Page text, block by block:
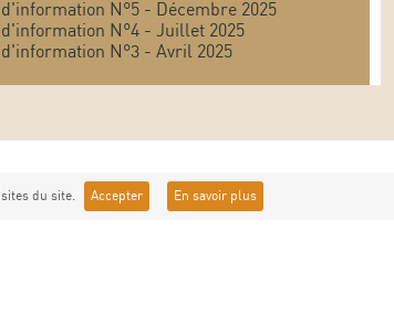
du site. Accepter En savoir plus
N°5 - Décembre 2025
N°4 - Juillet 2025
N°3 - Avril 2025